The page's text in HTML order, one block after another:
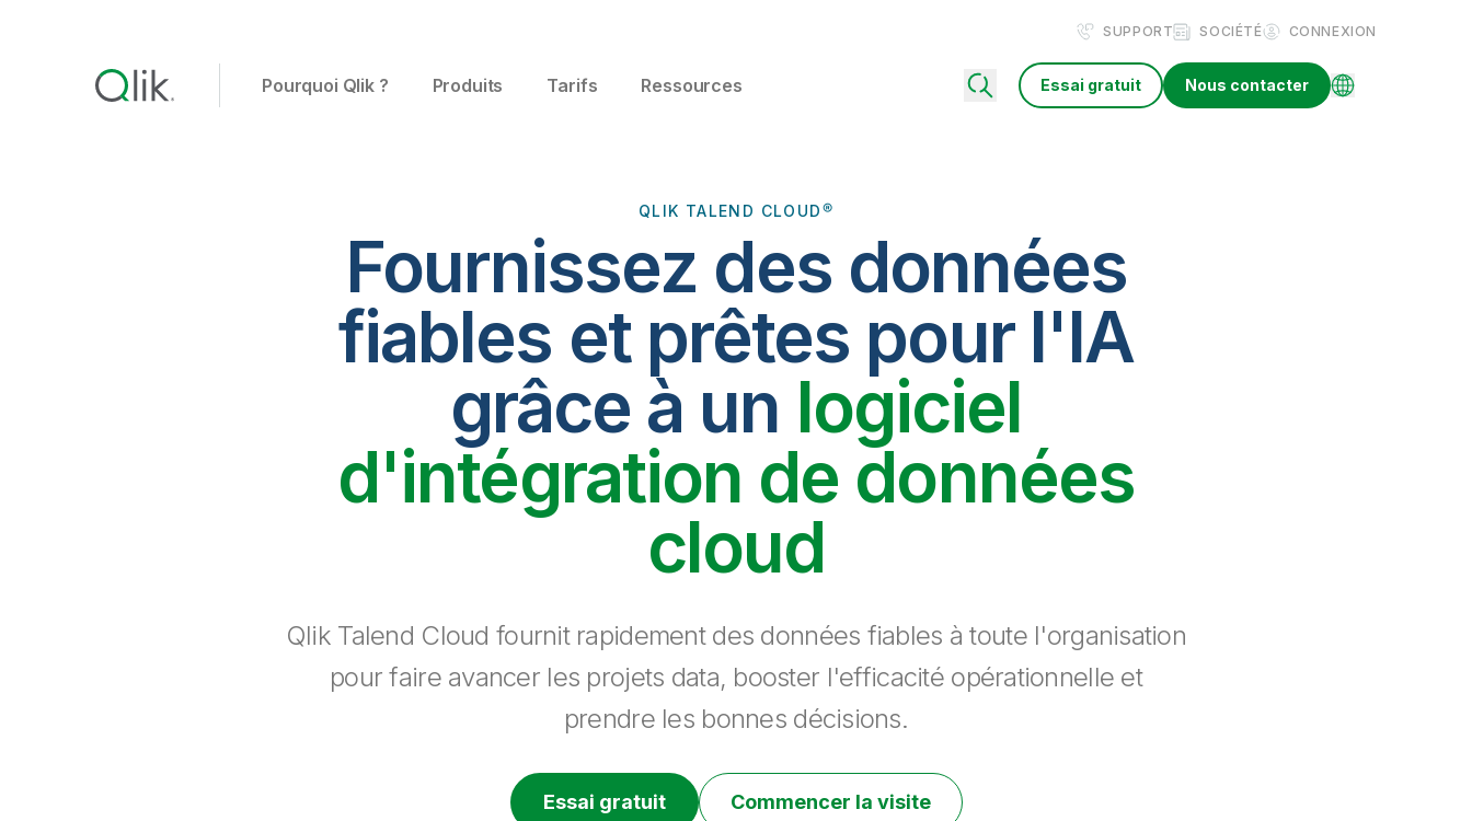
SUPPORT SOCIÉTÉ CONNEXION
Pourquoi Qlik ? Produits Tarifs Ressources Essai gratuit Nous contacter
QLIK TALEND CLOUD®
Fournissez des données
fiables et prêtes pour l'IA
grâce à un logiciel
d'intégration de données
cloud
Qlik Talend Cloud fournit rapidement des données fiables à toute l'organisation
pour faire avancer les projets data, booster l'efficacité opérationnelle et
prendre les bonnes décisions.
Essai gratuit Commencer la visite